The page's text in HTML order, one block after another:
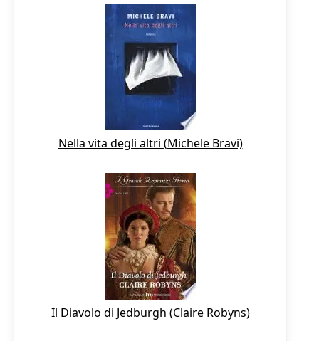
Nella vita degli altri (Michele Bravi)
Il Diavolo di Jedburgh (Claire Robyns)